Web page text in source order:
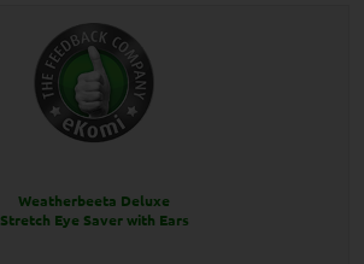
Weatherbeeta Deluxe
Stretch Eye Saver with Ears